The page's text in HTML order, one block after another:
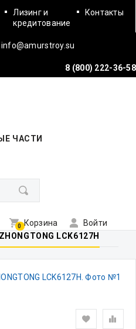
Лизинг и
кредитование
Контакты
info@amurstroy.su
8 (800) 222-36-58
ЧАСТИ
0 Корзина
Войти
LCK6127H